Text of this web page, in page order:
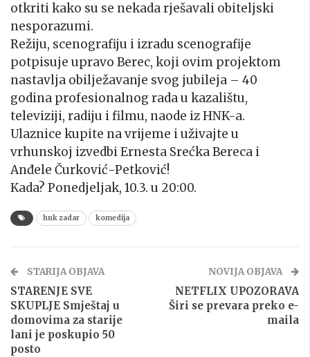
otkriti kako su se nekada rješavali obiteljski
nesporazumi.
Režiju, scenografiju i izradu scenografije
potpisuje upravo Berec, koji ovim projektom
nastavlja obilježavanje svog jubileja – 40
godina profesionalnog rada u kazalištu,
televiziji, radiju i filmu, naode iz HNK-a.
Ulaznice kupite na vrijeme i uživajte u
vrhunskoj izvedbi Ernesta Srećka Bereca i
Anđele Čurković-Petković!
Kada? Ponedjeljak, 10.3. u 20:00.
hnk zadar komedija
STARIJA OBJAVA
STARENJE SVE
SKUPLJE Smještaj u
domovima za starije
lani je poskupio 50
posto
NOVIJA OBJAVA
NETFLIX UPOZORAVA
Širi se prevara preko e-
maila